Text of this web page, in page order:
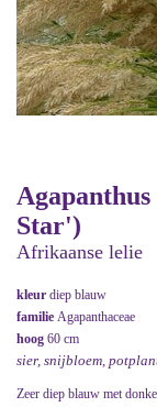
Star')
Afrikaanse lelie
kleur diep blauw
familie Agapanthaceae
hoog 60 cm
sier, snijbloem,
Zeer diep blauw met